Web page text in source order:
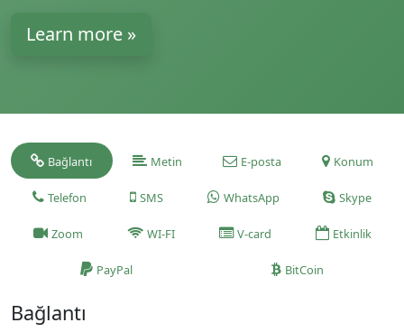
Learn more »
Bağlantı Metin E-posta Konum
Telefon SMS WhatsApp Skype
Zoom WI-FI V-card Etkinlik
PayPal BitCoin
Bağlantı